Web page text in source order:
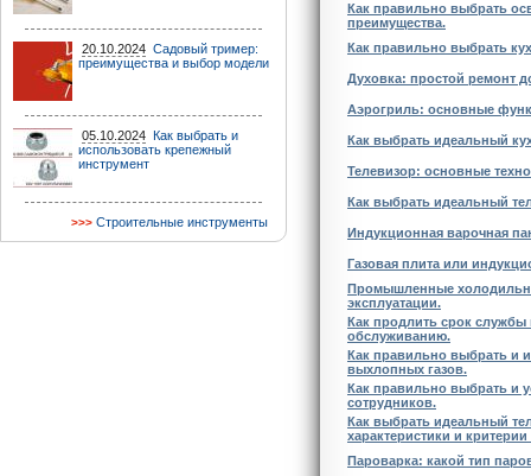
20.10.2024 Садовый тример:
преимущества и выбор модели
05.10.2024 Как выбрать и
использовать крепежный
инструмент
Строительные инструменты
Как правильно выбрать
преимущества.
Как правильно выбрать
Духовка: простой ремонт
Аэрогриль: основные
Как выбрать идеальный
Телевизор: основные
Как выбрать идеальный
Индукционная варочная
Газовая плита или
Промышленные
эксплуатации.
Как продлить срок
обслуживанию.
Как правильно выбрать и
выхлопных газов.
Как правильно выбрать и
сотрудников.
Как выбрать идеальный
характеристики и
Пароварка: какой тип